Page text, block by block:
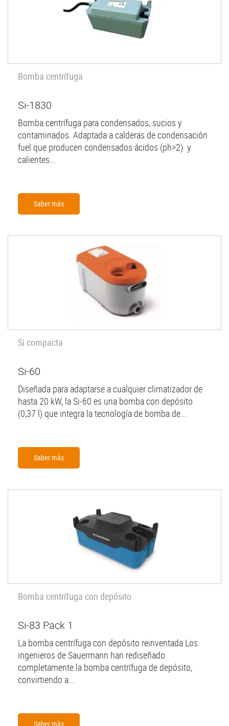
Bomba centrífuga
Si-1830
Bomba centrífuga para condensados, sucios y
contaminados. Adaptada a calderas de condensación
fuel que producen condensados ácidos (ph>2) y
calientes...
Saber màs
Si compacta
Si-60
Diseñada para adaptarse a cualquier climatizador de
hasta 20 kW, la Si-60 es una bomba con depósito
(0,37 l) que integra la tecnología de bomba de...
Saber màs
Bomba centrífuga con depósito
Si-83 Pack 1
La bomba centrífuga con depósito reinventada Los
ingenieros de Sauermann han rediseñado
completamente la bomba centrífuga de depósito,
convirtiendo a...
Saber màs